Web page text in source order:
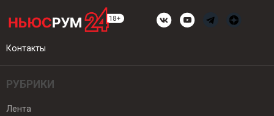
Контакты
РУБРИКИ
Лента